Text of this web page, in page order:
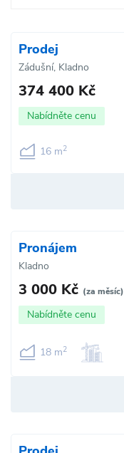
Prodej
Zádušní, Kladno
374 400 Kč
Nabídněte cenu
16 m2
Pronájem
Kladno
3 000 Kč (za měsíc)
Nabídněte cenu
18 m2